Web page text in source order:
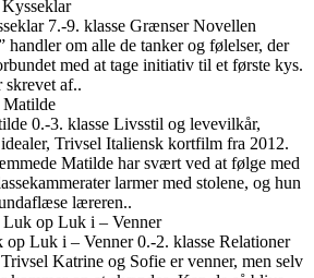
Kysseklar
7.-9. klasse Grænser Novellen
handler om alle de tanker og følelser, der
med at tage initiativ til et første kys.
skrevet af..
Matilde
0.-3. klasse Livsstil og levevilkår,
Trivsel Italiensk kortfilm fra 2012.
Matilde har svært ved at følge med
larmer med stolene, og hun
læreren..
Luk op Luk i – Venner
op Luk i – Venner 0.-2. klasse Relationer
Katrine og Sofie er venner, men selv